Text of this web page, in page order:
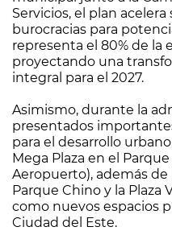
Servicios, el plan
burocracias para
representa el 80% de la
proyectando una
integral para el 2027.
Asimismo, durante la
presentados
para el desarrollo
Mega Plaza en el
Aeropuerto), además de
Parque Chino y la Plaza
como nuevos espacios
Ciudad del Este.